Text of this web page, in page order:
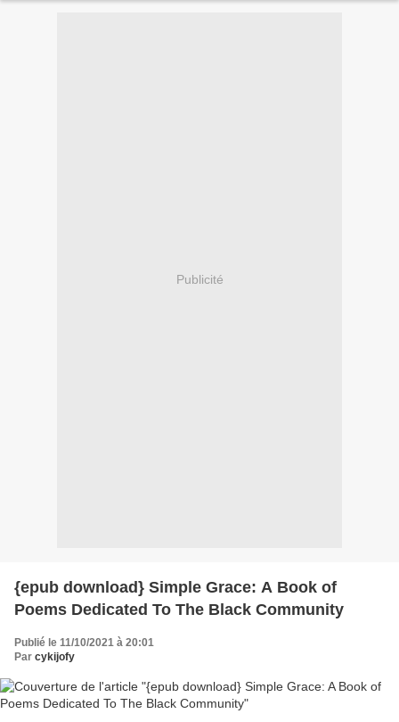
Publicité
{epub download} Simple Grace: A Book of
Poems Dedicated To The Black Community
Publié le 11/10/2021 à 20:01
Par cykijofy